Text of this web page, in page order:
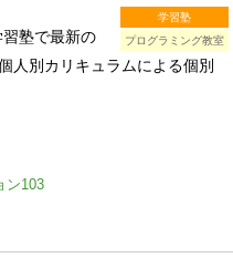
学習塾
プログラミング教室
塾で最新の
人別カリキュラムによる個別
ン103